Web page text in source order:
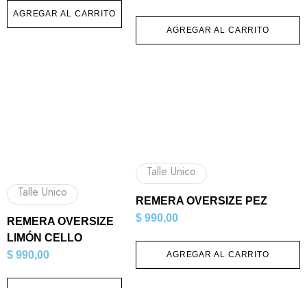
AGREGAR AL CARRITO
AGREGAR AL CARRITO
Talle Unico
REMERA OVERSIZE
LIMÓN CELLO
$ 990,00
Talle Unico
REMERA OVERSIZE PEZ
$ 990,00
AGREGAR AL CARRITO